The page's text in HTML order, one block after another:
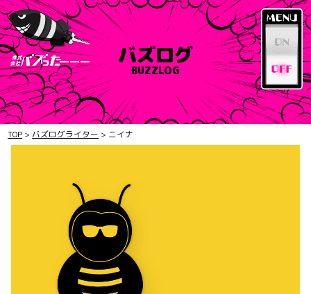
バズログ
BUZZLOG
TOP > バズログライター > ニイナ